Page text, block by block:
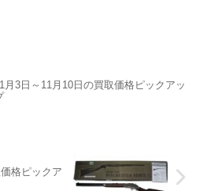
月3日～11月10日の買取価格ピックアッ
格ピックア